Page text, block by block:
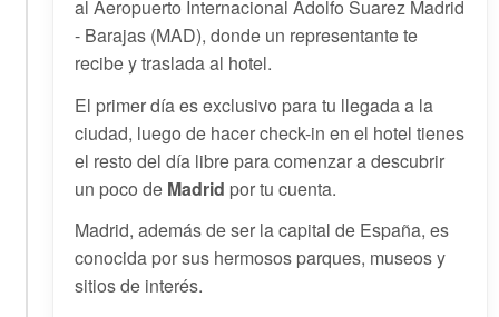
al Aeropuerto Internacional Adolfo Suarez Madrid
- Barajas (MAD), donde un representante te
recibe y traslada al hotel.
El primer día es exclusivo para tu llegada a la
ciudad, luego de hacer check-in en el hotel tienes
el resto del día libre para comenzar a descubrir
un poco de Madrid por tu cuenta.
Madrid, además de ser la capital de España, es
conocida por sus hermosos parques, museos y
sitios de interés.